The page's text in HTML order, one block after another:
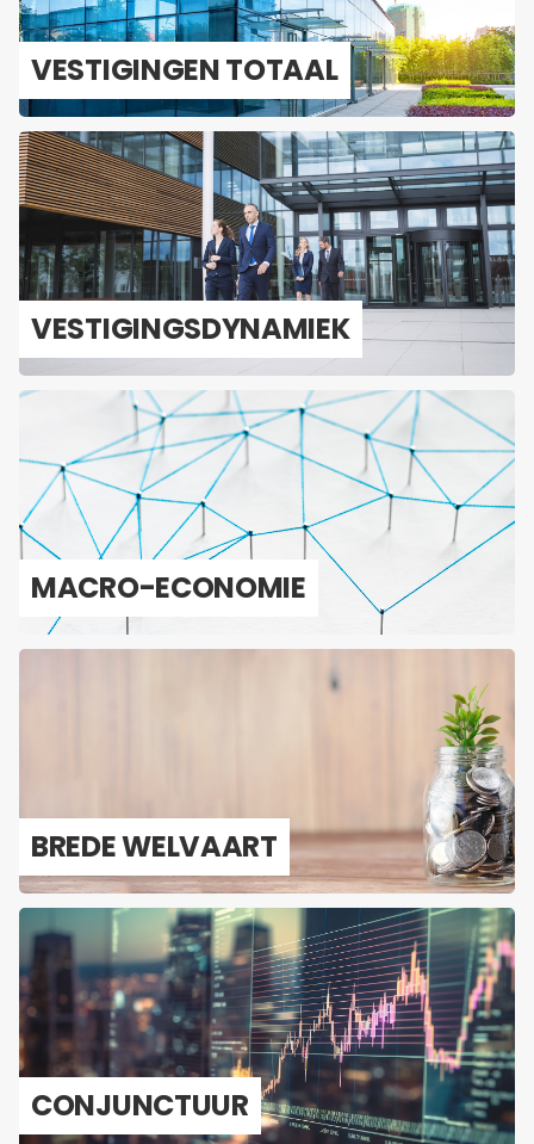
VES­TI­GIN­GEN TO­TAAL
VES­TI­GINGS­DY­NA­MIEK
MACRO-​ECONOMIE
BREDE WEL­VAART
CON­JUNC­TUUR